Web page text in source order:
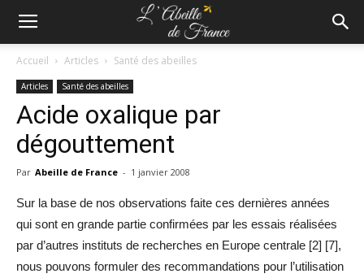
Accueil Articles Santé des abeilles
Articles Santé des abeilles
Acide oxalique par
dégouttement
Par Abeille de France - 1 janvier 2008
Sur la base de nos observations faite ces dernières années
qui sont en grande partie confirmées par les essais réalisées
par d’autres instituts de recherches en Europe centrale [2] [7],
nous pouvons formuler des recommandations pour l’utilisation